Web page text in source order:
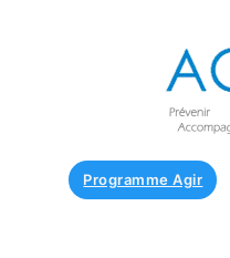
Programme Agir